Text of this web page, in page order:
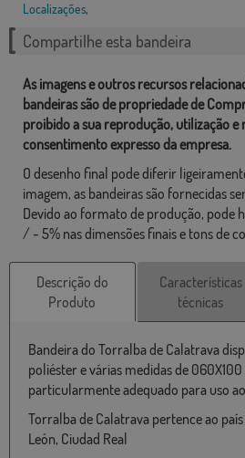
Localizações,
Compartilhe esta bandeira
As imagens e outros recursos
bandeiras são de propriedade de
proibido a sua reprodução, utilização e
consentimento expresso da empresa.
O desenho final pode diferir
imagem, as bandeiras são fornecidas
Devido ao formato de produção, pode
/ - 5% nas dimensões finais e tons de
Descrição do
Produto
Características
técnicas
Bandeira do Torralba de Calatrava
poliéster e várias medidas de
particularmente adequado para uso
Torralba de Calatrava pertence ao
León, Ciudad Real